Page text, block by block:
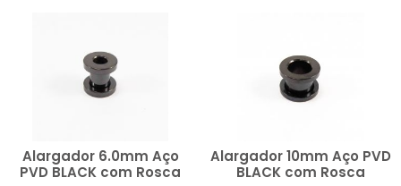
MAIOR PREÇO
Alargador 6.0mm Aço
PVD BLACK com Rosca
Alargador 10mm Aço PVD
BLACK com Rosca